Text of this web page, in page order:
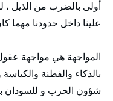
أولى بالضرب من الذيل
علينا داخل حدودنا مهما
المواجهة هي مواجهة
بالذكاء والفطنة
شؤون الحرب و للسودان